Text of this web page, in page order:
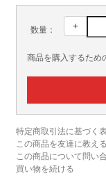
数量： +
商品を購入するため
特定商取引法に基づく
この商品を友達に教える
この商品について問い
買い物を続ける